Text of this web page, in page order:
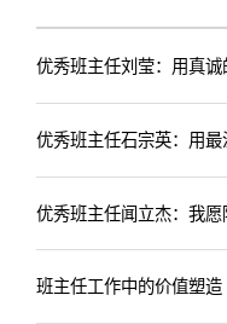
班主任工作中的价值塑造